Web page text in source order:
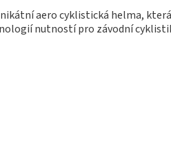
aero cyklistická helma,
nutností pro závodní